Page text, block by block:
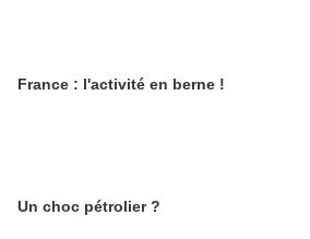
France : l'activité en berne !
Un choc pétrolier ?